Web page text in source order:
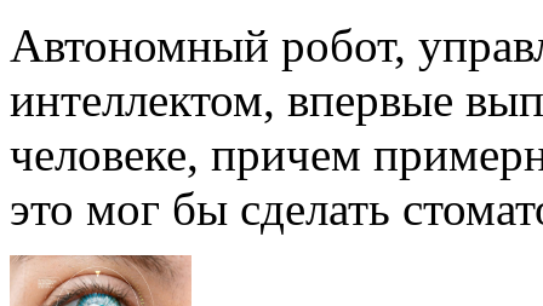
Автономный робот,
интеллектом, впервые
человеке, причем
это мог бы сделать